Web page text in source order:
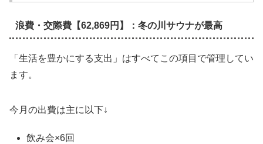
浪費・交際費【62,869円】：冬の川サウナが最高
「生活を豊かにする支出」はすべてこの項目で管理してい
ます。
今月の出費は主に以下↓
飲み会×6回